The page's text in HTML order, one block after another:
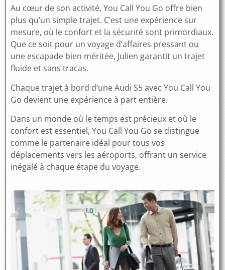
Au cœur de son activité, You Call You Go offre bien
plus qu’un simple trajet. C’est une expérience sur
mesure, où le confort et la sécurité sont primordiaux.
Que ce soit pour un voyage d’affaires pressant ou
une escapade bien méritée, Julien garantit un trajet
fluide et sans tracas.
Chaque trajet à bord d’une Audi S5 avec You Call You
Go devient une expérience à part entière.
Dans un monde où le temps est précieux et où le
confort est essentiel, You Call You Go se distingue
comme le partenaire idéal pour tous vos
déplacements vers les aéroports, offrant un service
inégalé à chaque étape du voyage.